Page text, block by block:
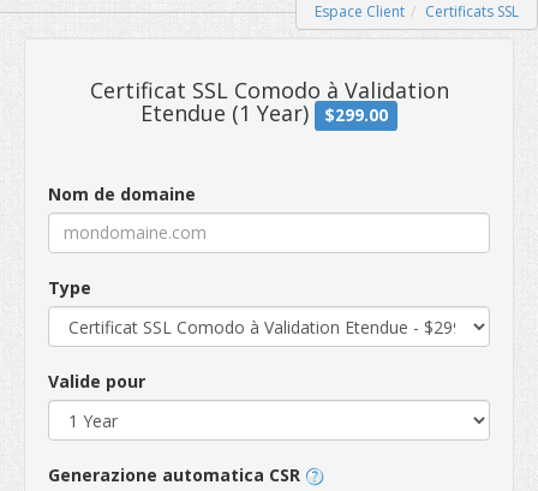
Obtenir un Certificat SSL...
Espace Client Certificats SSL
Certificat SSL Comodo à
Etendue (1 Year)
Nom de domaine
Type
Valide pour
Generazione automatica CSR